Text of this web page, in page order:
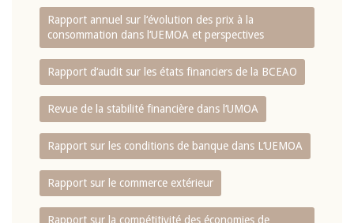
Rapport annuel sur l‘évolution des prix à la
consommation dans l‘UEMOA et perspectives
Rapport d‘audit sur les états financiers de la BCEAO
Revue de la stabilité financière dans l‘UMOA
Rapport sur les conditions de banque dans L‘UEMOA
Rapport sur le commerce extérieur
Rapport sur la compétitivité des économies de